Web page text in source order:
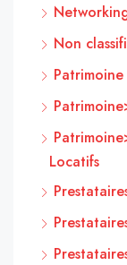
Non
Patrimoine
Locatifs